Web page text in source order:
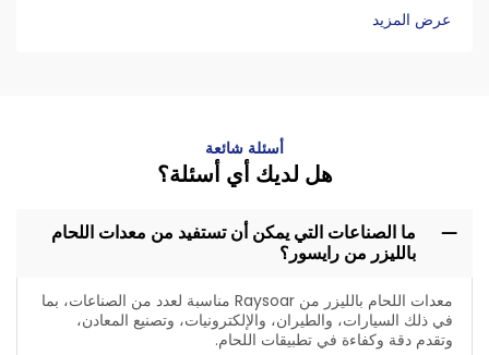
عرض المزيد
أسئلة شائعة
هل لديك أي أسئلة؟
ما الصناعات التي يمكن أن تستفيد من معدات اللحام
بالليزر من رايسور؟
معدات اللحام بالليزر من Raysoar مناسبة لعدد من الصناعات، بما
في ذلك السيارات، والطيران، والإلكترونيات، وتصنيع المعادن،
وتقدم دقة وكفاءة في تطبيقات اللحام.